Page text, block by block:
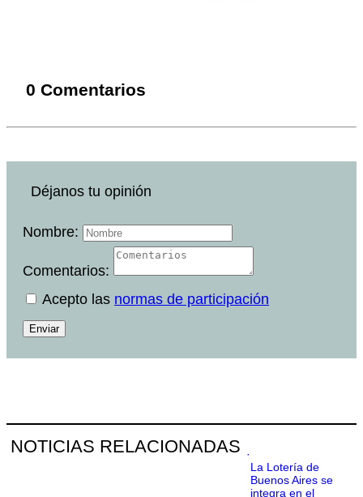
0 Comentarios
Déjanos tu opinión
Nombre:
Comentarios:
Acepto las normas de participación
Enviar
NOTICIAS RELACIONADAS ·
La Lotería de
Buenos Aires se
integra en el